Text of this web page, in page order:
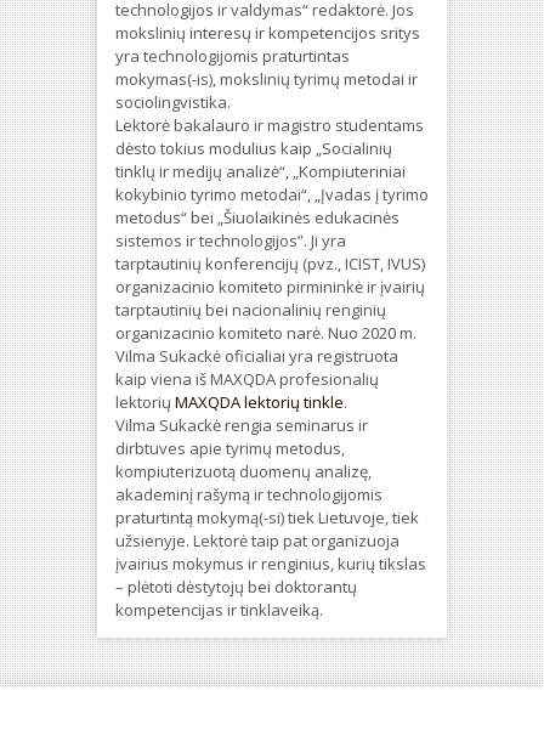
technologijos ir valdymas“ redaktorė. Jos
mokslinių interesų ir kompetencijos sritys
yra technologijomis praturtintas
mokymas(-is), mokslinių tyrimų metodai ir
sociolingvistika.
Lektorė bakalauro ir magistro studentams
dėsto tokius modulius kaip „Socialinių
tinklų ir medijų analizė“, „Kompiuteriniai
kokybinio tyrimo metodai“, „Įvadas į tyrimo
metodus“ bei „Šiuolaikinės edukacinės
sistemos ir technologijos”. Ji yra
tarptautinių konferencijų (pvz., ICIST, IVUS)
organizacinio komiteto pirmininkė ir įvairių
tarptautinių bei nacionalinių renginių
organizacinio komiteto narė. Nuo 2020 m.
Vilma Sukackė oficialiai yra registruota
kaip viena iš MAXQDA profesionalių
lektorių MAXQDA lektorių tinkle.
Vilma Sukackė rengia seminarus ir
dirbtuves apie tyrimų metodus,
kompiuterizuotą duomenų analizę,
akademinį rašymą ir technologijomis
praturtintą mokymą(-si) tiek Lietuvoje, tiek
užsienyje. Lektorė taip pat organizuoja
įvairius mokymus ir renginius, kurių tikslas
– plėtoti dėstytojų bei doktorantų
kompetencijas ir tinklaveiką.